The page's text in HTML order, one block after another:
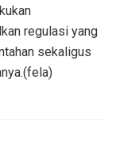
regulasi yang
sekaligus